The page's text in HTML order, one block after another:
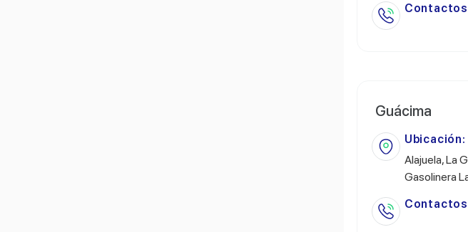
Guácima
Ubicación:
Alajuela, La
Gasolinera